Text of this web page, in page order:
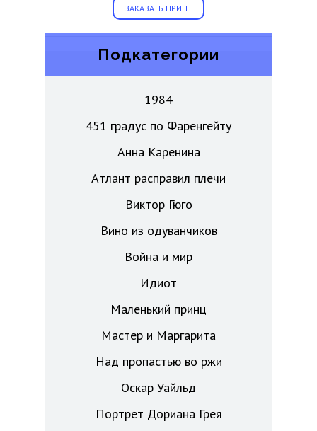
ЗАКАЗАТЬ ПРИНТ
Подкатегории
1984
451 градус по Фаренгейту
Анна Каренина
Атлант расправил плечи
Виктор Гюго
Вино из одуванчиков
Война и мир
Идиот
Маленький принц
Мастер и Маргарита
Над пропастью во ржи
Оскар Уайльд
Портрет Дориана Грея